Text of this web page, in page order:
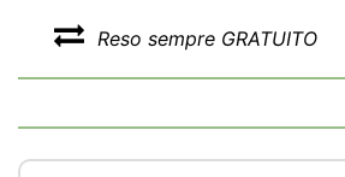
Reso sempre GRATUITO